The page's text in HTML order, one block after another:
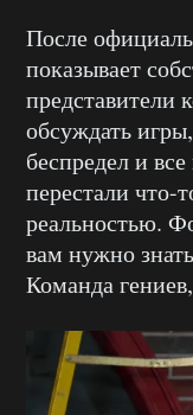
После
показывает
представители
обсуждать
беспредел и
перестали что-
реальностью.
вам нужно
Команда